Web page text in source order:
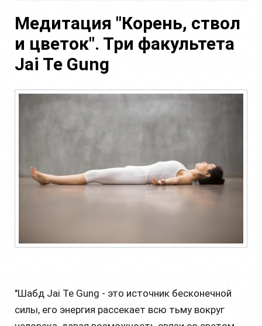
д
ь
Медитация "Корень, ствол
и цветок". Три факультета
Jai Te Gung
"Шабд Jai Te Gung - это источник бесконечной
силы, его энергия рассекает всю тьму вокруг